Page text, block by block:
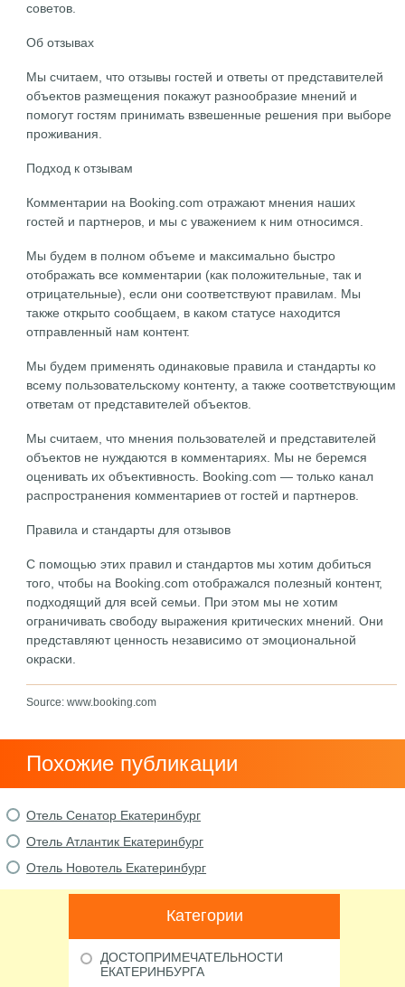
советов.
Об отзывах
Мы считаем, что отзывы гостей и ответы от представителей
объектов размещения покажут разнообразие мнений и
помогут гостям принимать взвешенные решения при выборе
проживания.
Подход к отзывам
Комментарии на Booking.com отражают мнения наших
гостей и партнеров, и мы с уважением к ним относимся.
Мы будем в полном объеме и максимально быстро
отображать все комментарии (как положительные, так и
отрицательные), если они соответствуют правилам. Мы
также открыто сообщаем, в каком статусе находится
отправленный нам контент.
Мы будем применять одинаковые правила и стандарты ко
всему пользовательскому контенту, а также соответствующим
ответам от представителей объектов.
Мы считаем, что мнения пользователей и представителей
объектов не нуждаются в комментариях. Мы не беремся
оценивать их объективность. Booking.com — только канал
распространения комментариев от гостей и партнеров.
Правила и стандарты для отзывов
С помощью этих правил и стандартов мы хотим добиться
того, чтобы на Booking.com отображался полезный контент,
подходящий для всей семьи. При этом мы не хотим
ограничивать свободу выражения критических мнений. Они
представляют ценность независимо от эмоциональной
окраски.
Source: www.booking.com
Похожие публикации
Отель Сенатор Екатеринбург
Отель Атлантик Екатеринбург
Отель Новотель Екатеринбург
Категории
ДОСТОПРИМЕЧАТЕЛЬНОСТИ
ЕКАТЕРИНБУРГА